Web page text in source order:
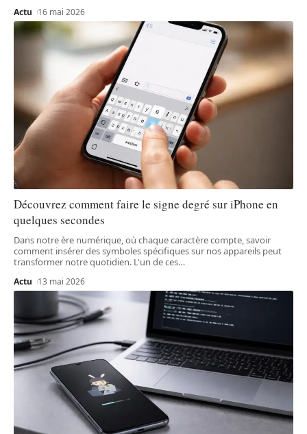
Actu 16 mai 2026
Découvrez comment faire le signe degré sur iPhone en
quelques secondes
Dans notre ère numérique, où chaque caractère compte, savoir
comment insérer des symboles spécifiques sur nos appareils peut
transformer notre quotidien. L'un de ces…
Actu 13 mai 2026